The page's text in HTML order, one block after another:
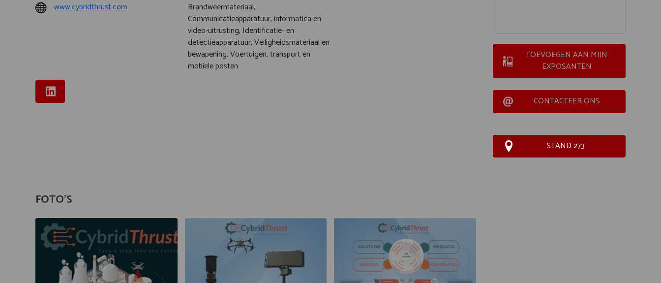
TOEVOEGEN AAN MIJN
EXPOSANTEN
CONTACTEER ONS
STAND 273
www.cybridthrust.com
Brandweermateriaal,
Communicatieapparatuur, informatica en
video-uitrusting, Identificatie- en
detectieapparatuur, Veiligheidsmateriaal en
bewapening, Voertuigen, transport en
mobiele posten
FOTO'S